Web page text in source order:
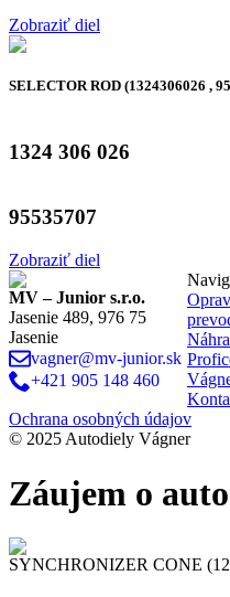
Zobraziť diel
SELECTOR ROD (1324306026 ,
1324 306 026
95535707
Zobraziť diel
MV – Junior s.r.o.
Jasenie 489, 976 75
Jasenie
vagner@mv-junior.sk
+421 905 148 460
Ochrana osobných údajov
© 2025 Autodiely Vágner
Záujem o
SYNCHRONIZER CONE